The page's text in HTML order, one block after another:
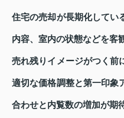
住宅の売却が長期化してい
内容、室内の状態などを客
売れ残りイメージがつく前
適切な価格調整と第一印象
合わせと内覧数の増加が期